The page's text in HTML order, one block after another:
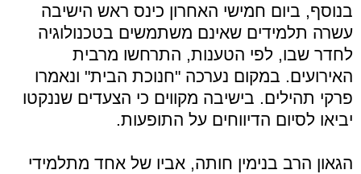
בנוסף, ביום חמישי האחרון כינס ראש הישיבה
עשרה תלמידים שאינם משתמשים בטכנולוגיה
לחדר שבו, לפי הטענות, התרחשו מרבית
האירועים. במקום נערכה "חנוכת הבית" ונאמרו
פרקי תהילים. בישיבה מקווים כי הצעדים שננקטו
יביאו לסיום הדיווחים על התופעות.
הגאון הרב בנימין חותה, אביו של אחד מתלמידי